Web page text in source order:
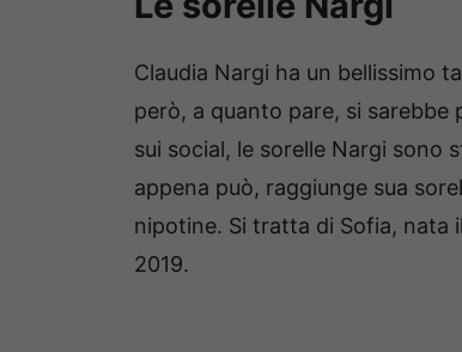
Claudia Nargi ha un bellissimo
però, a quanto pare, si sarebbe
sui social, le sorelle Nargi sono
appena può, raggiunge sua
nipotine. Si tratta di Sofia, nata
2019.